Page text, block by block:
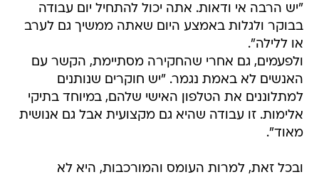
"יש הרבה אי ודאות. אתה יכול להתחיל יום עבודה
בבוקר ולגלות באמצע היום שאתה ממשיך גם לערב
או ללילה".
ולפעמים, גם אחרי שהחקירה מסתיימת, הקשר עם
האנשים לא באמת נגמר. "יש חוקרים שנותנים
למתלוננים את הטלפון האישי שלהם, במיוחד בתיקי
אלימות. זו עבודה שהיא גם מקצועית אבל גם אנושית
מאוד".
ובכל זאת, למרות העומס והמורכבות, היא לא